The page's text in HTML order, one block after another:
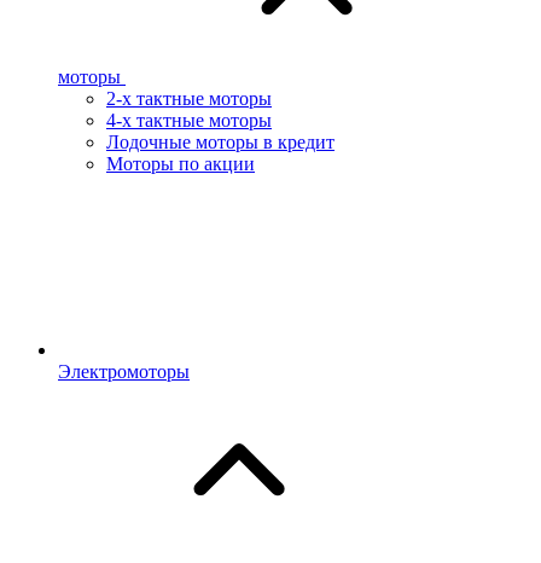
моторы
2-х тактные моторы
4-х тактные моторы
Лодочные моторы в кредит
Моторы по акции
Электромоторы